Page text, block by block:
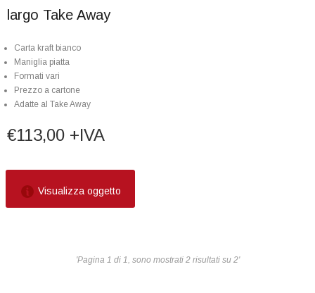
largo Take Away
Carta kraft bianco
Maniglia piatta
Formati vari
Prezzo a cartone
Adatte al Take Away
€113,00 +IVA
Visualizza oggetto
'Pagina 1 di 1, sono mostrati 2 risultati su 2'